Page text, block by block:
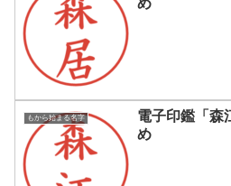
め
もから始まる名字
電子印鑑「森
め